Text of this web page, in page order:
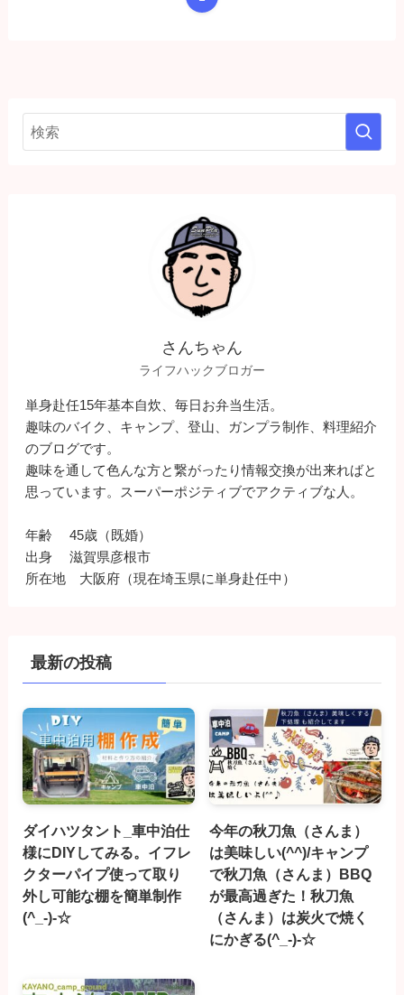
さんちゃん
ライフハックブロガー
単身赴任15年基本自炊、毎日お弁当生活。
趣味のバイク、キャンプ、登山、ガンプラ制作、料理紹介
のブログです。
趣味を通して色んな方と繋がったり情報交換が出来ればと
思っています。スーパーポジティブでアクティブな人。
年齢 45歳（既婚）
出身 滋賀県彦根市
所在地 大阪府（現在埼玉県に単身赴任中）
最新の投稿
ダイハツタント_車中泊仕
様にDIYしてみる。イフレ
クターパイプ使って取り
外し可能な棚を簡単制作
(^_-)-☆
今年の秋刀魚（さんま）
は美味しい(^^)/キャンプ
で秋刀魚（さんま）BBQ
が最高過ぎた！秋刀魚
（さんま）は炭火で焼く
にかぎる(^_-)-☆